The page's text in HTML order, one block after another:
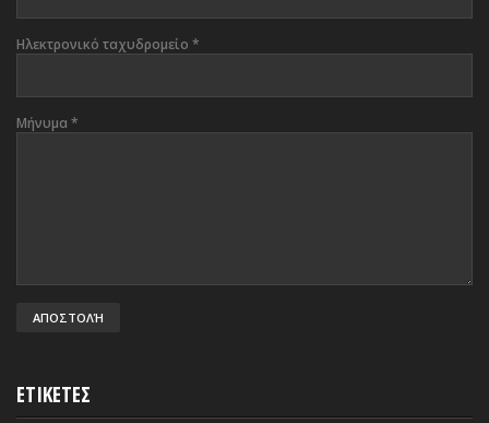
Ηλεκτρονικό ταχυδρομείο *
Μήνυμα *
ΕΤΙΚΕΤΕΣ